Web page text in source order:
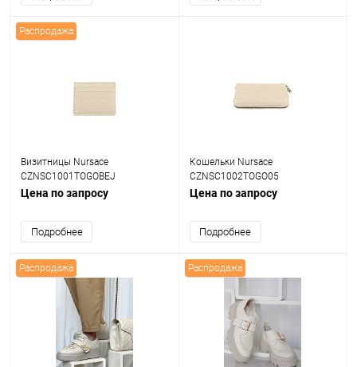
Распродажа
Визитницы Nursace
CZNSC1001TOGOBEJ
Цена по запросу
Подробнее
Кошельки Nursace
CZNSC1002TOGO05
Цена по запросу
Подробнее
Распродажа Распродажа